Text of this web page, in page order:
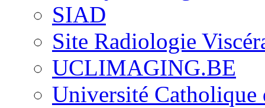
SIAD
Site Radiologie
UCLIMAGING.BE
Université Catholique